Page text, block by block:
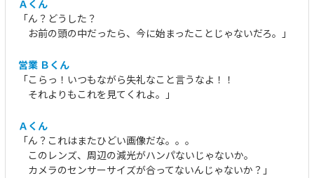
Ａくん
「ん？どうした？
お前の頭の中だったら、今に始まったことじゃないだろ。」
営業 Ｂくん
「こらっ！いつもながら失礼なこと言うなよ！！
それよりもこれを見てくれよ。」
Ａくん
「ん？これはまたひどい画像だな。。。
このレンズ、周辺の減光がハンパないじゃないか。
カメラのセンサーサイズが合ってないんじゃないか？」